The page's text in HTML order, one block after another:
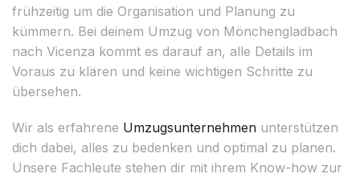
frühzeitig um die Organisation und Planung zu
kümmern. Bei deinem Umzug von Mönchengladbach
nach Vicenza kommt es darauf an, alle Details im
Voraus zu klären und keine wichtigen Schritte zu
übersehen.
Wir als erfahrene Umzugsunternehmen unterstützen
dich dabei, alles zu bedenken und optimal zu planen.
Unsere Fachleute stehen dir mit ihrem Know-how zur